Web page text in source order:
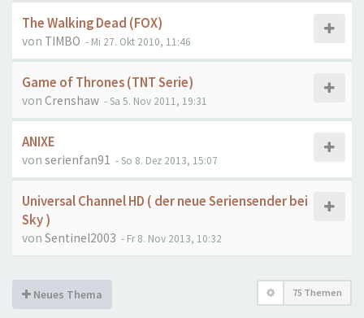
The Walking Dead (FOX)
von TIMBO - Mi 27. Okt 2010, 11:46
Game of Thrones (TNT Serie)
von Crenshaw - Sa 5. Nov 2011, 19:31
ANIXE
von serienfan91 - So 8. Dez 2013, 15:07
Universal Channel HD ( der neue Seriensender bei
Sky )
von Sentinel2003 - Fr 8. Nov 2013, 10:32
Neues Thema 75 Themen